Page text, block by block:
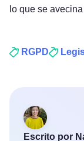
lo que se
RGPD
Escrito por